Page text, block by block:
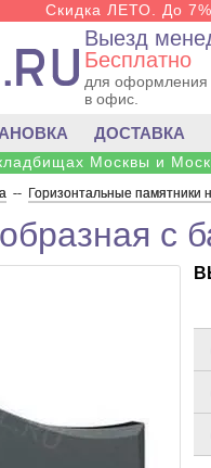
Скидка ЛЕТО. До 7%
Выезд
Бесплатно
для оформления
в офис.
ДОСТАВКА
Москвы и
-- Горизонтальные памятники
с